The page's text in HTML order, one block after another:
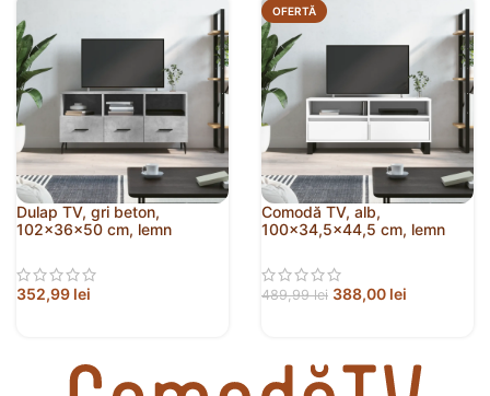
Dulap TV, gri beton,
102x36x50 cm, lemn
352,99 lei
OFERTĂ
Comodă TV, alb,
100×34,5×44,5 cm, lemn
489,99lei 388,00 lei